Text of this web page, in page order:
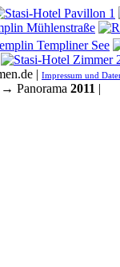
| Impressum und
→ Panorama 2011 |